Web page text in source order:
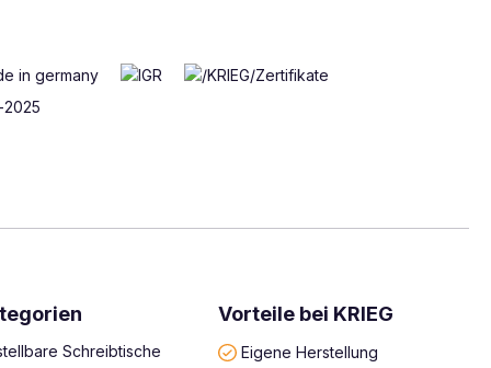
Schreibtische
Vorteile bei KRIEG
Eigene Herstellung